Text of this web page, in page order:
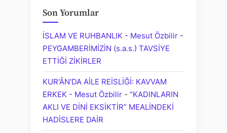
Son Yorumlar
İSLAM VE RUHBANLIK - Mesut Özbilir -
PEYGAMBERİMİZİN (s.a.s.) TAVSİYE
ETTİĞİ ZİKİRLER
KUR'ÂN'DA AİLE REİSLİĞİ: KAVVAM
ERKEK - Mesut Özbilir - “KADINLARIN
AKLI VE DİNİ EKSİKTİR” MEALİNDEKİ
HADİSLERE DAİR